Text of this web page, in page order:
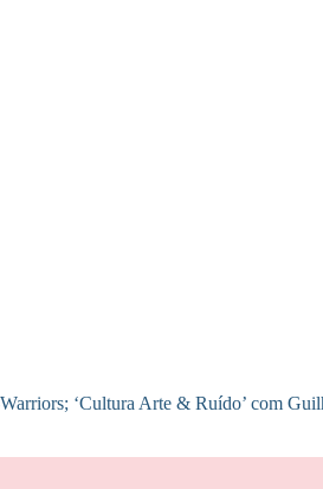
‘Cultura Arte & Ruído’ com